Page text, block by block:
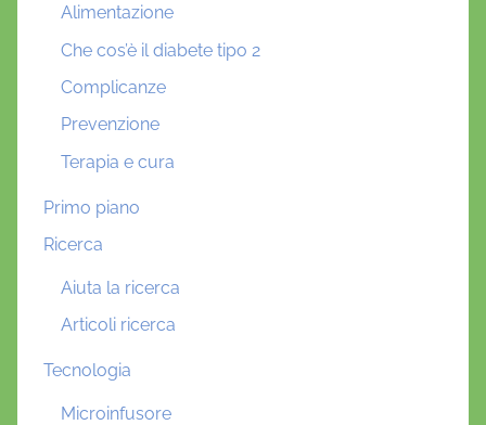
Alimentazione
Che cos’è il diabete tipo 2
Complicanze
Prevenzione
Terapia e cura
Primo piano
Ricerca
Aiuta la ricerca
Articoli ricerca
Tecnologia
Microinfusore